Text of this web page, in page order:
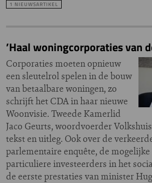
1 NIEUWSARTIKEL
’Haal woningcorporaties van
Corporaties moeten opnieuw
een sleutelrol spelen in de bouw
van betaalbare woningen, zo
schrijft het CDA in haar nieuwe
Woonvisie. Tweede Kamerlid
Jaco Geurts, woordvoerder
tekst en uitleg. Ook over de
parlementaire enquête, de
particuliere investeerders in het
de eerste prestaties van minister